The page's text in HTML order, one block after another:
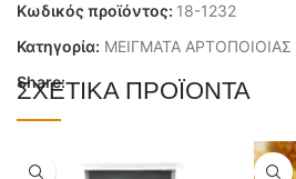
Κωδικός προϊόντος: 18-1232
Κατηγορία: ΜΕΙΓΜΑΤΑ ΑΡΤΟΠΟΙΟΙΑΣ
Share:
ΣΧΕΤΙΚΆ ΠΡΟΪΌΝΤΑ